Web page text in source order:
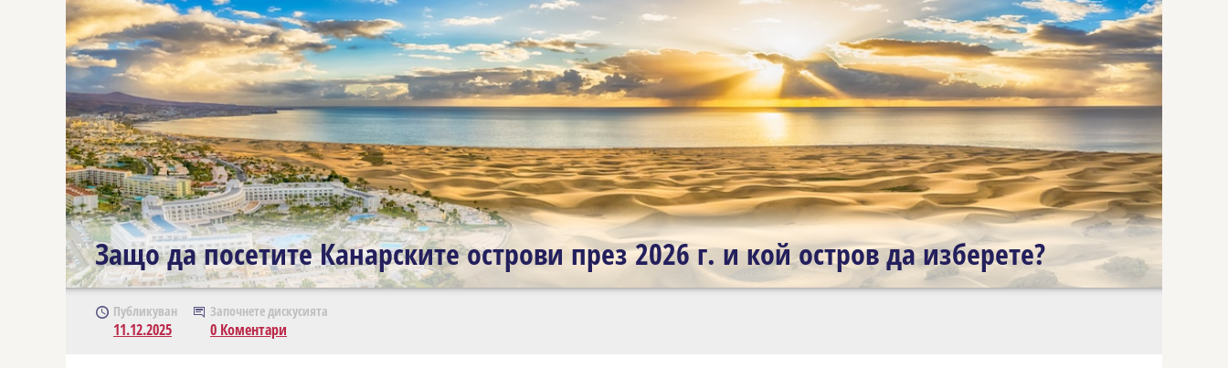
Защо да посетите Канарските острови през 2026 г. и кой остров да изберете?
Публикуван
11.12.2025
Започнете дискусията
0 Коментари